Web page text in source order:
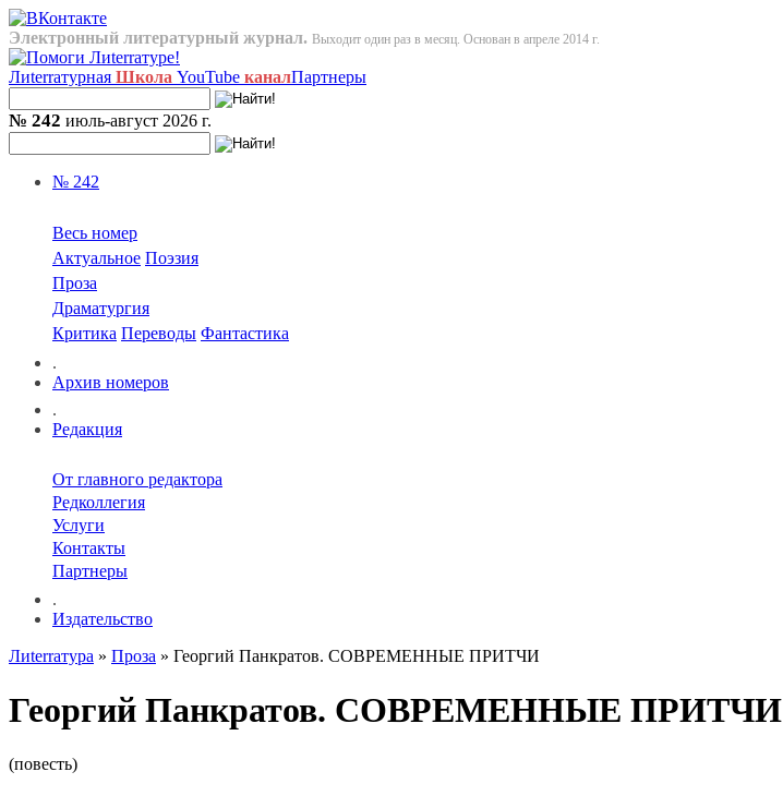
Электронный литературный журнал. Выходит один раз в месяц. Основан в апреле 2014 г.
Лиterraтурная Школа YouTube каналПартнеры
№ 242 июль-август 2026 г.
№ 242
Весь номер
Актуальное Поэзия
Проза
Драматургия
Критика Переводы Фантастика
.
Архив номеров
.
Редакция
От главного редактора
Редколлегия
Услуги
Контакты
Партнеры
.
Издательство
Лиterraтура » Проза » Георгий Панкратов. СОВРЕМЕННЫЕ ПРИТЧИ
Георгий Панкратов. СОВРЕМЕННЫЕ ПРИТЧИ
(повесть)